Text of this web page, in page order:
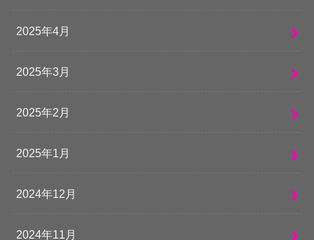
2025年4月
2025年3月
2025年2月
2025年1月
2024年12月
2024年11月